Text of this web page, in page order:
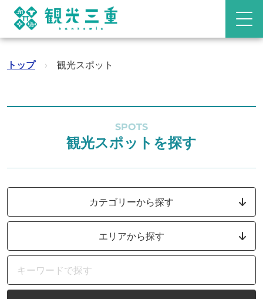
トップ › 観光スポット
SPOTS
観光スポットを探す
カテゴリーから探す
エリアから探す